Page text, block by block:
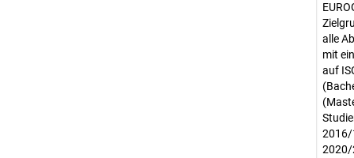
alle
mit
auf
2016/
2020/